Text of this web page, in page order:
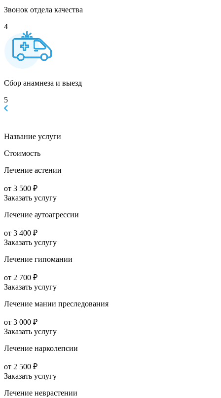
Звонок отдела качества
4
Сбор анамнеза и выезд
5
Название услуги
Стоимость
Лечение астении
от 3 500 ₽
Заказать услугу
Лечение аутоагрессии
от 3 400 ₽
Заказать услугу
Лечение гипомании
от 2 700 ₽
Заказать услугу
Лечение мании преследования
от 3 000 ₽
Заказать услугу
Лечение нарколепсии
от 2 500 ₽
Заказать услугу
Лечение неврастении